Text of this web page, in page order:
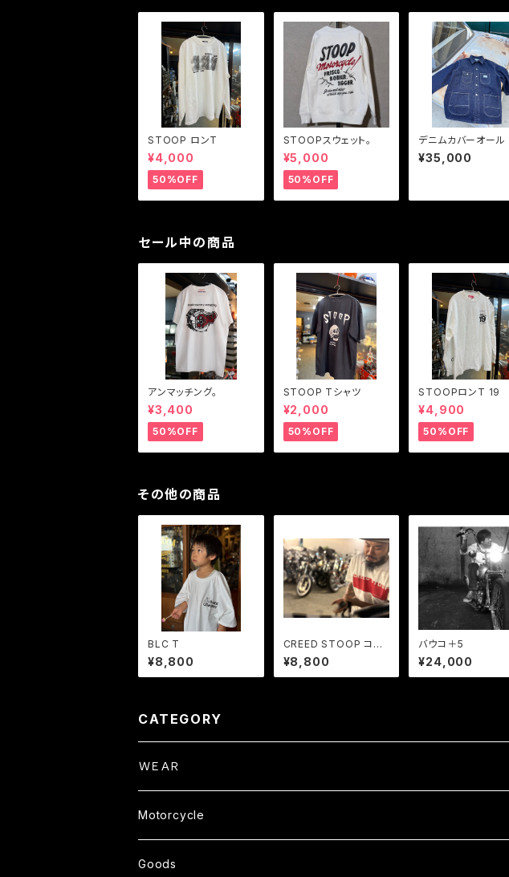
STOOP ロンT
¥4,000
50%OFF
STOOPスウェット。
¥5,000
50%OFF
デニムカバーオール
¥35,000
セール中の商品
アンマッチング。
¥3,400
50%OFF
STOOP Tシャツ
¥2,000
50%OFF
STOOPロンT 19
¥4,900
50%OFF
その他の商品
BLC T
¥8,800
CREED STOOP コラ
ボT
¥8,800
バウコ＋5
¥24,000
CATEGORY
ＷＥＡＲ
Tops
S/S TEE
Pants
Motorcycle
Parts
Goods